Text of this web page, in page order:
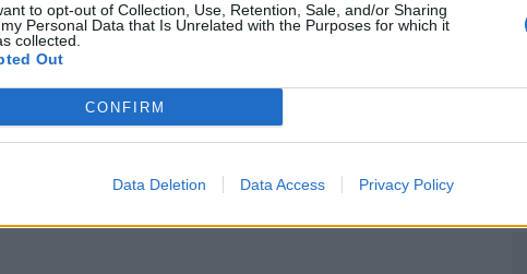
to opt-out of Collection, Use, Retention, Sale, and/or Sharing
Personal Data that Is Unrelated with the Purposes for which it
collected.
Out
CONFIRM
Data Deletion Data Access Privacy Policy
Próximo artigo
Um terço das crianças sem acesso gratuito